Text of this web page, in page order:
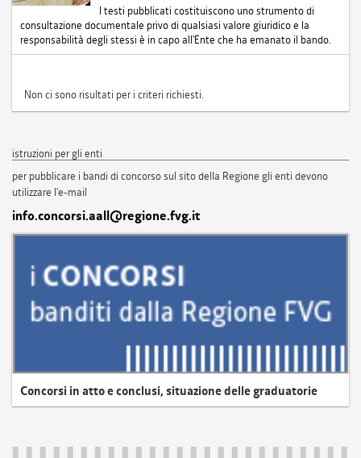
I testi pubblicati costituiscono uno strumento di
consultazione documentale privo di qualsiasi valore giuridico e la
responsabilità degli stessi è in capo all'Ente che ha emanato il bando.
Non ci sono risultati per i criteri richiesti.
istruzioni per gli enti
per pubblicare i bandi di concorso sul sito della Regione gli enti devono
utilizzare l'e-mail
info.concorsi.aall@regione.fvg.it
Concorsi in atto e conclusi, situazione delle graduatorie